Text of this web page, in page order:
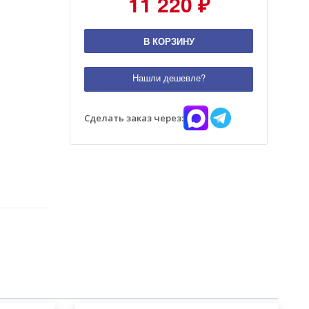
В КОРЗИНУ
Нашли дешевле?
Сделать заказ через: